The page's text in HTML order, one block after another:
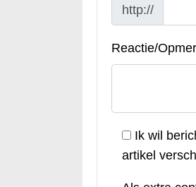
http://
Reactie/
Ik wil
artikel